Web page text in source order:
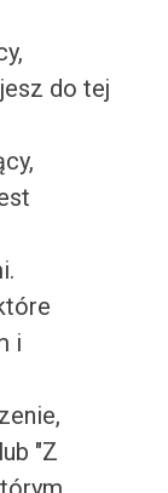
do tej
i
"Z